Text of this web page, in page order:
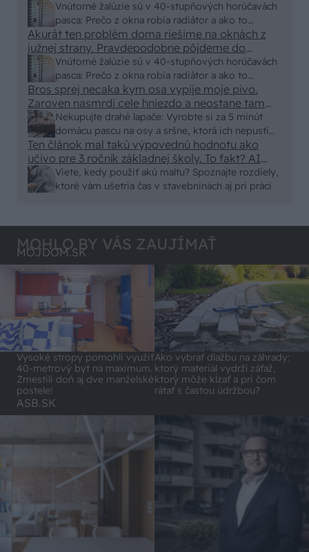
Vypadá to tak že za pár rokov nám budú stavať
chaty a chalupy číňania a použijú BAMBUS !!!
Vnútorné žalúzie sú v 40-stupňových horúčavách
pasca: Prečo z okna robia radiátor a ako to
vyriešiť za pár eur?
Vnútorné žalúzie sú v 40-stupňových horúčavách
pasca: Prečo z okna robia radiátor a ako to
vyriešiť za pár eur?
Akurát ten problém doma riešime na oknách z
južnej strany. Pravdepodobne pôjdeme do
vonkajšieho tienenia na spôsob markízy
250x150cm. Čínsky predajcovia idú okolo 100
eur kus.
Nekupujte drahé lapače: Vyrobte si za 5 minút
domácu pascu na osy a sršne, ktorá ich nepustí
von
Bros sprej necaka kym osa vypije moje pivo.
Zaroven nasmrdi cele hniezdo a neostane tam
nic zive. Vasa pasca naucinke moc efektivne.
Skor pritiahne slimaky
Viete, kedy použiť akú maltu? Spoznajte rozdiely,
ktoré vám ušetria čas v stavebninách aj pri práci
Ten článok mal takú výpovednú hodnotu ako
učivo pre 3 ročník základnej školy. To fakt? AI
alebo nejaka kniha z VŠ? Dnešné rychlotvrdnuce
malty - pevnosť 40 Mpa a doba schnutia tak 15
MOHLO BY VÁS ZAUJÍMAŤ
MÔJDOM.SK
Vysoké stropy pomohli využiť
40-metrový byt na maximum.
Zmestili doň aj dve manželské
postele!
Ako vybrať dlažbu na záhrady:
ktorý materiál vydrží záťaž,
ktorý môže kĺzať a pri čom
rátať s častou údržbou?
ASB.SK